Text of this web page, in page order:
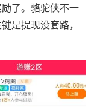
了。骆驼侠不一
是提现没套路，